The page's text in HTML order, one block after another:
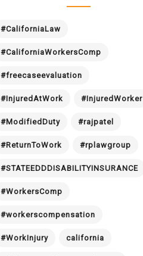
#CaliforniaLaw
#CaliforniaWorkersComp
#freecaseevaluation
#InjuredAtWork #InjuredWorker
#ModifiedDuty #rajpatel
#ReturnToWork #rplawgroup
#STATEEDDDISABILITYINSURANCE
#WorkersComp
#workerscompensation
#WorkInjury california